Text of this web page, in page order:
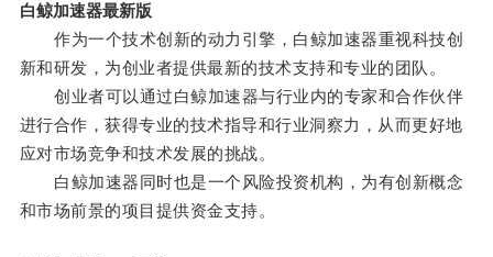
白鲸加速器最新版
作为一个技术创新的动力引擎，白鲸加速器重视科技创
新和研发，为创业者提供最新的技术支持和专业的团队。
创业者可以通过白鲸加速器与行业内的专家和合作伙伴
进行合作，获得专业的技术指导和行业洞察力，从而更好地
应对市场竞争和技术发展的挑战。
白鲸加速器同时也是一个风险投资机构，为有创新概念
和市场前景的项目提供资金支持。